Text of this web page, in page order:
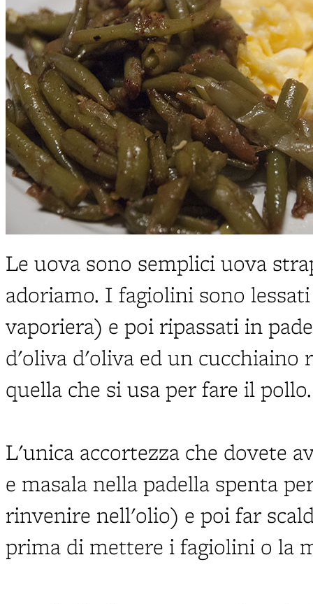
Le uova sono semplici uova
adoriamo. I fagiolini sono
vaporiera) e poi ripassati in
d'oliva d'oliva ed un cucchiaino
quella che si usa per fare il pollo.
L'unica accortezza che dovete
e masala nella padella spenta
rinvenire nell'olio) e poi far
prima di mettere i fagiolini o la